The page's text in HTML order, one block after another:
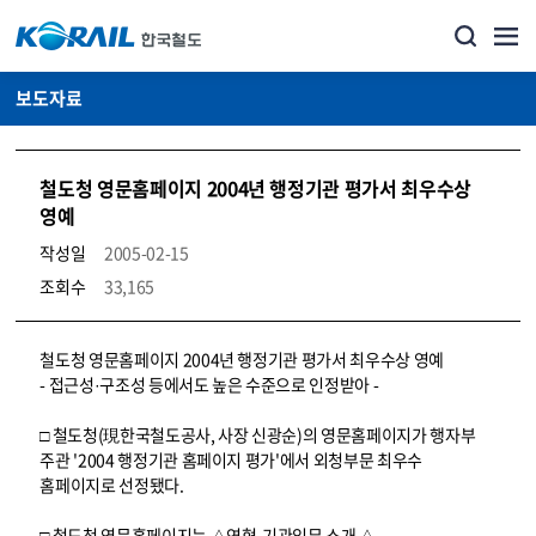
보도자료
철도청 영문홈페이지 2004년 행정기관 평가서 최우수상
영예
작성일
2005-02-15
조회수
33,165
뉴스·홍보_보도자료 상세보기 – 내용, 파일, 담당자 연락처로 구성
철도청 영문홈페이지 2004년 행정기관 평가서 최우수상 영예
- 접근성·구조성 등에서도 높은 수준으로 인정받아 -
□ 철도청(現한국철도공사, 사장 신광순)의 영문홈페이지가 행자부
주관 '2004 행정기관 홈페이지 평가'에서 외청부문 최우수
홈페이지로 선정됐다.